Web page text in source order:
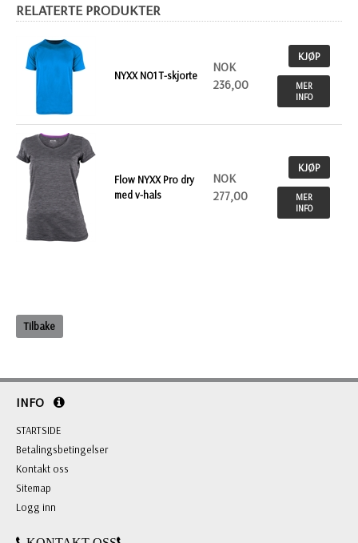
RELATERTE PRODUKTER
NYXX NO1 T-skjorte
NOK
236,00
KJØP
MER
INFO
Flow NYXX Pro dry
med v-hals
NOK
277,00
KJØP
MER
INFO
Tilbake
INFO
STARTSIDE
Betalingsbetingelser
Kontakt oss
Sitemap
Logg inn